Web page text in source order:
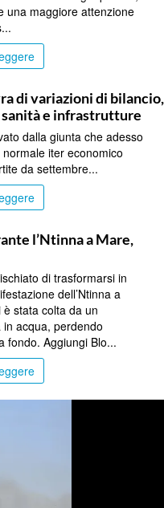
una maggiore attenzione
di variazioni di
e infrastrutture
dalla giunta che adesso
iter economico
da settembre...
l’Ntinna a Mare,
di trasformarsi in
dell’Ntinna a
stata colta da un
acqua, perdendo
fondo. Aggiungi Blo...